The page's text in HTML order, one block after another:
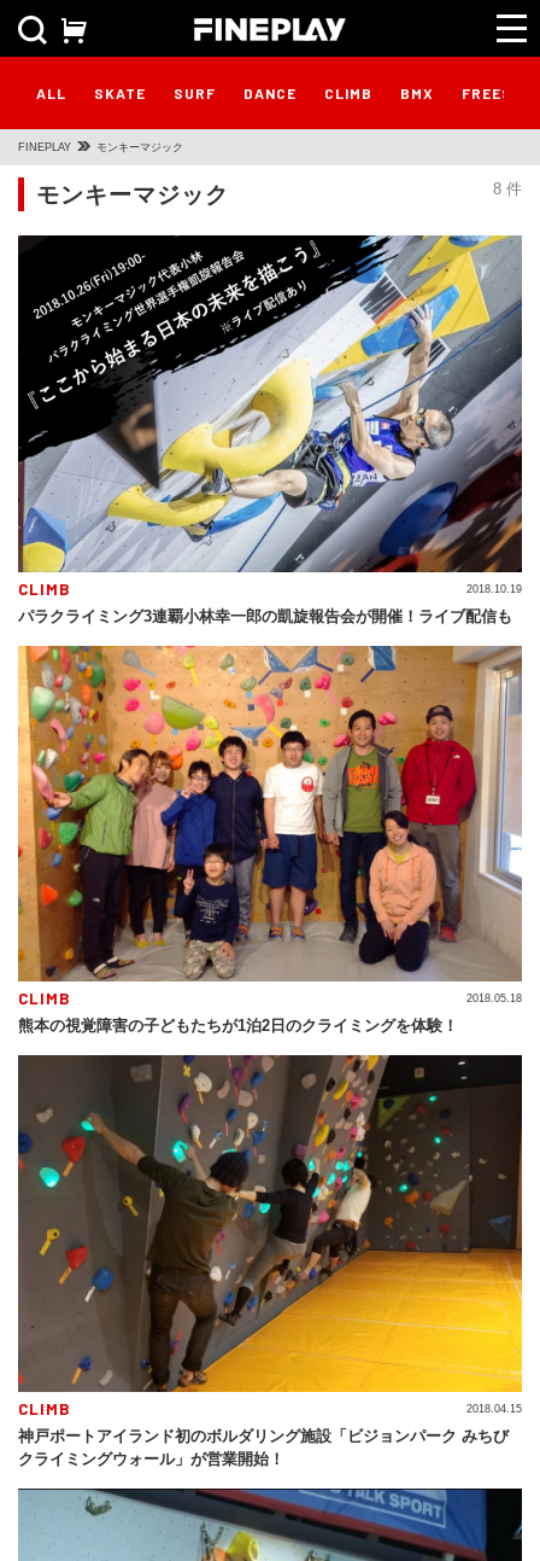
ALL SKATE SURF DANCE CLIMB BMX
FINEPLAY モンキーマジック
8 件
モンキーマジック
CLIMB
パラクライミング3連覇小林幸一郎の凱旋報告会が開催！ライブ配信も
2018.10.19
CLIMB
熊本の視覚障害の子どもたちが1泊2日のクライミングを体験！
2018.05.18
CLIMB
神戸ポートアイランド初のボルダリング施設「ビジョンパーク みちび
クライミングウォール」が営業開始！
2018.04.15